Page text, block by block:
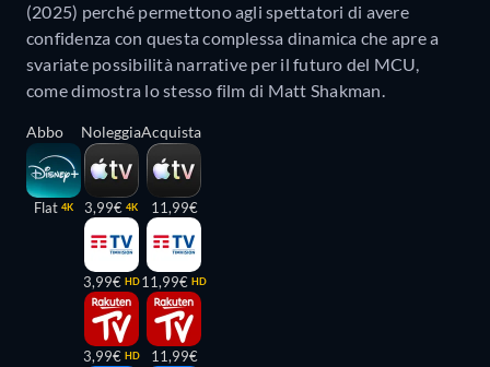
(2025) perché permettono agli spettatori di avere
confidenza con questa complessa dinamica che apre a
svariate possibilità narrative per il futuro del MCU,
come dimostra lo stesso film di Matt Shakman.
Abbo
Flat 4K
Noleggia
3,99€ 4K
3,99€ HD
3,99€ HD
Acquista
11,99€
11,99€ HD
11,99€